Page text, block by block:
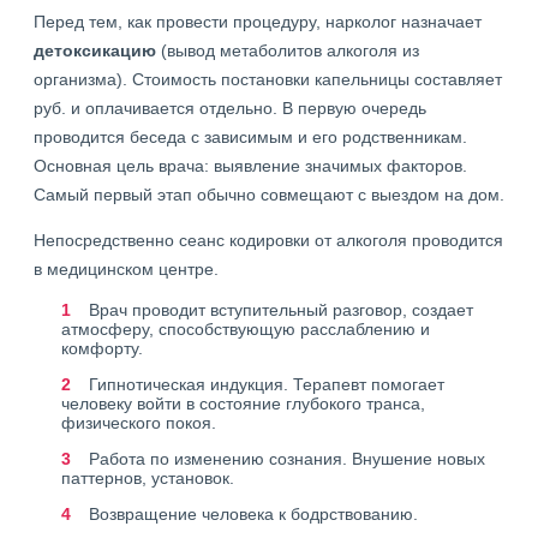
Перед тем, как провести процедуру, нарколог назначает
детоксикацию (вывод метаболитов алкоголя из
организма). Стоимость постановки капельницы составляет
руб. и оплачивается отдельно. В первую очередь
проводится беседа с зависимым и его родственникам.
Основная цель врача: выявление значимых факторов.
Самый первый этап обычно совмещают с выездом на дом.
Непосредственно сеанс кодировки от алкоголя проводится
в медицинском центре.
Врач проводит вступительный разговор, создает
атмосферу, способствующую расслаблению и
комфорту.
Гипнотическая индукция. Терапевт помогает
человеку войти в состояние глубокого транса,
физического покоя.
Работа по изменению сознания. Внушение новых
паттернов, установок.
Возвращение человека к бодрствованию.